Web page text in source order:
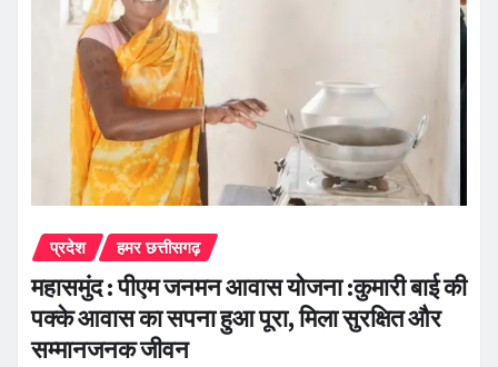
प्रदेश हमर छत्तीसगढ़
महासमुंद : पीएम जनमन आवास योजना :कुमारी बाई की
पक्के आवास का सपना हुआ पूरा, मिला सुरक्षित और
सम्मानजनक जीवन